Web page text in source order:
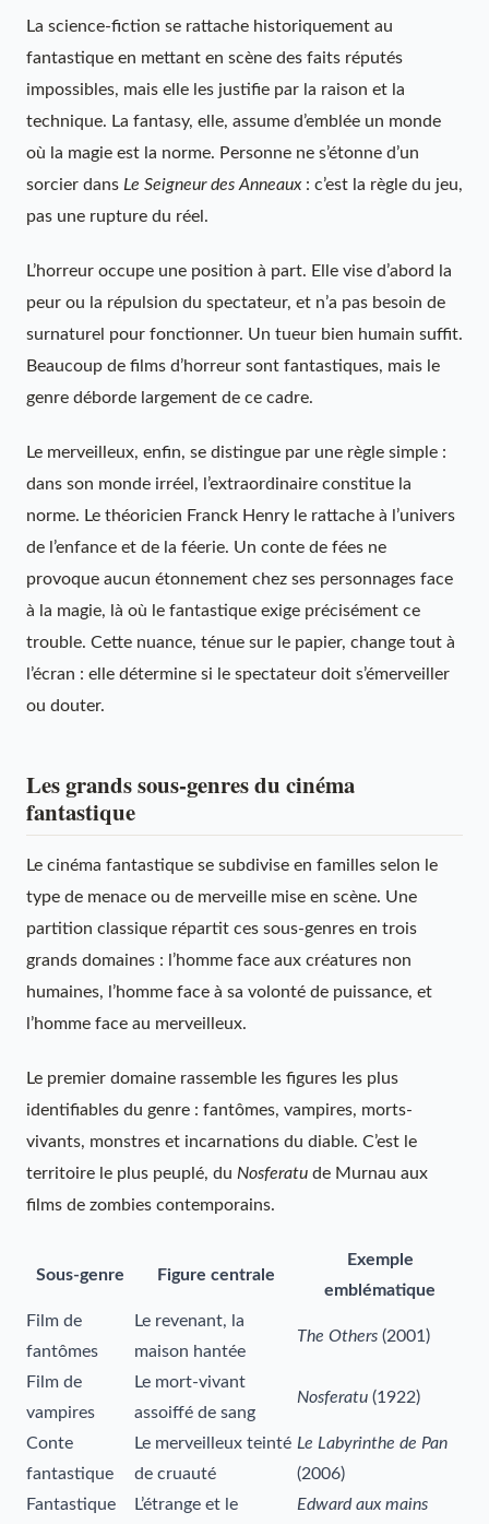
La science-fiction se rattache historiquement au
fantastique en mettant en scène des faits réputés
impossibles, mais elle les justifie par la raison et la
technique. La fantasy, elle, assume d’emblée un monde
où la magie est la norme. Personne ne s’étonne d’un
sorcier dans Le Seigneur des Anneaux: c’est la règle du jeu,
pas une rupture du réel.
L’horreur occupe une position à part. Elle vise d’abord la
peur ou la répulsion du spectateur, et n’a pas besoin de
surnaturel pour fonctionner. Un tueur bien humain suffit.
Beaucoup de films d’horreur sont fantastiques, mais le
genre déborde largement de ce cadre.
Le merveilleux, enfin, se distingue par une règle simple :
dans son monde irréel, l’extraordinaire constitue la
norme. Le théoricien Franck Henry le rattache à l’univers
de l’enfance et de la féerie. Un conte de fées ne
provoque aucun étonnement chez ses personnages face
à la magie, là où le fantastique exige précisément ce
trouble. Cette nuance, ténue sur le papier, change tout à
l’écran : elle détermine si le spectateur doit s’émerveiller
ou douter.
Les grands sous-genres du cinéma
fantastique
Le cinéma fantastique se subdivise en familles selon le
type de menace ou de merveille mise en scène. Une
partition classique répartit ces sous-genres en trois
grands domaines : l’homme face aux créatures non
humaines, l’homme face à sa volonté de puissance, et
l’homme face au merveilleux.
Le premier domaine rassemble les figures les plus
identifiables du genre : fantômes, vampires, morts-
vivants, monstres et incarnations du diable. C’est le
territoire le plus peuplé, du Nosferatu de Murnau aux
films de zombies contemporains.
Sous-genre Figure centrale
Exemple
emblématique
Film de
fantômes
Le revenant, la
maison hantée
The Others (2001)
Film de
vampires
Le mort-vivant
assoiffé de sang
Nosferatu (1922)
Conte
fantastique
Le merveilleux teinté
de cruauté
Le Labyrinthe de Pan
(2006)
Fantastique
L’étrange et le
Edward aux mains